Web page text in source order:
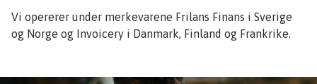
Vi opererer under merkevarene Frilans Finans i Sverige
og Norge og Invoicery i Danmark, Finland og Frankrike.